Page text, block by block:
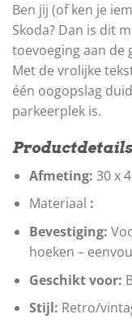
Ben jij (of ken je
Skoda? Dan is dit
toevoeging aan de
Met de vrolijke
één oogopslag
parkeerplek is.
Productdetails
Afmeting: 30 x
Materiaal :
Bevestiging:
hoeken –
Geschikt voor:
Stijl: Retro/